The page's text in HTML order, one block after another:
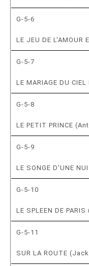
G-5-6
LE JEU DE L'AMOUR
G-5-7
LE MARIAGE DU
G-5-8
LE PETIT PRINCE
G-5-9
LE SONGE D'UNE
G-5-10
LE SPLEEN DE
G-5-11
SUR LA ROUTE